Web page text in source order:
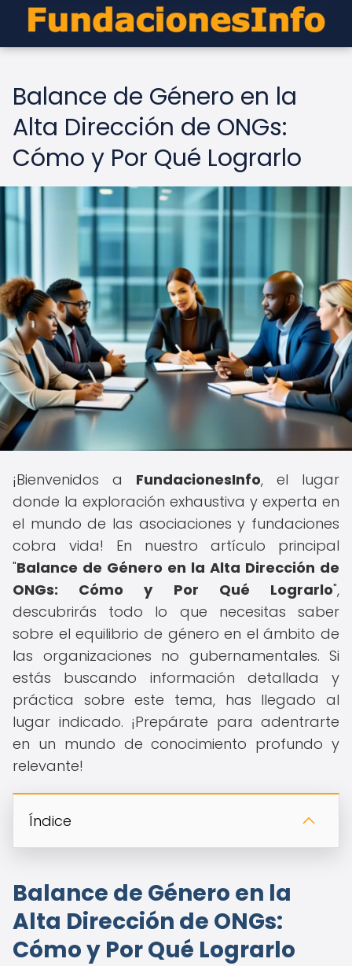
Balance de Género en la
Alta Dirección de ONGs:
Cómo y Por Qué Lograrlo
¡Bienvenidos a FundacionesInfo, el lugar
donde la exploración exhaustiva y experta en
el mundo de las asociaciones y fundaciones
cobra vida! En nuestro artículo principal
"Balance de Género en la Alta Dirección de
ONGs: Cómo y Por Qué Lograrlo",
descubrirás todo lo que necesitas saber
sobre el equilibrio de género en el ámbito de
las organizaciones no gubernamentales. Si
estás buscando información detallada y
práctica sobre este tema, has llegado al
lugar indicado. ¡Prepárate para adentrarte
en un mundo de conocimiento profundo y
relevante!
Índice
Balance de Género en la
Alta Dirección de ONGs:
Cómo y Por Qué Lograrlo